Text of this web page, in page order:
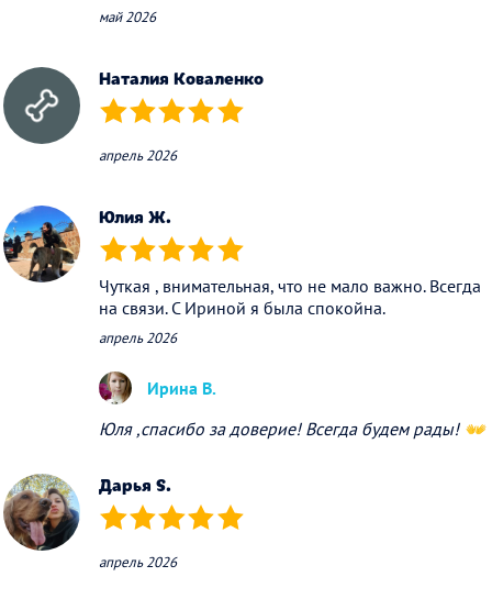
май 2026
Наталия Коваленко
(*) (*) (*) (*) (*)
апрель 2026
Юлия Ж.
(*) (*) (*) (*) (*)
Чуткая , внимательная, что не мало важно. Всегда
на связи. С Ириной я была спокойна.
апрель 2026
Ирина В.
Юля ,спасибо за доверие! Всегда будем рады! 👐
Дарья S.
(*) (*) (*) (*) (*)
апрель 2026